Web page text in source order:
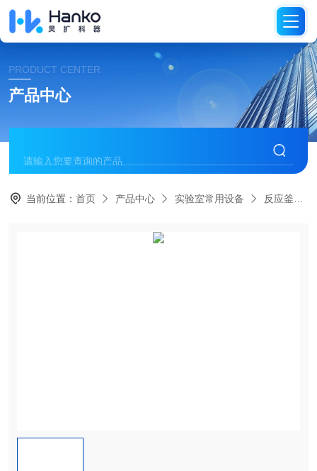
PRODUCT CENTER
产品中心
当前位置：首页 产品中心 实验室常用设备 反应釜、反应器